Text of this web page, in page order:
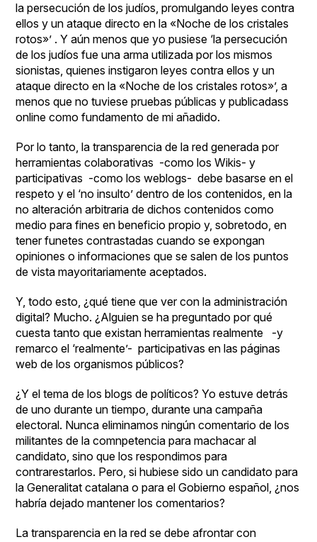
la persecución de los judíos, promulgando leyes contra
ellos y un ataque directo en la «Noche de los cristales
rotos»’ . Y aún menos que yo pusiese ‘la persecución
de los judíos fue una arma utilizada por los mismos
sionistas, quienes instigaron leyes contra ellos y un
ataque directo en la «Noche de los cristales rotos»’, a
menos que no tuviese pruebas públicas y publicadass
online como fundamento de mi añadido.
Por lo tanto, la transparencia de la red generada por
herramientas colaborativas -como los Wikis- y
participativas -como los weblogs- debe basarse en el
respeto y el ‘no insulto’ dentro de los contenidos, en la
no alteración arbitraria de dichos contenidos como
medio para fines en beneficio propio y, sobretodo, en
tener funetes contrastadas cuando se expongan
opiniones o informaciones que se salen de los puntos
de vista mayoritariamente aceptados.
Y, todo esto, ¿qué tiene que ver con la administración
digital? Mucho. ¿Alguien se ha preguntado por qué
cuesta tanto que existan herramientas realmente -y
remarco el ‘realmente’- participativas en las páginas
web de los organismos públicos?
¿Y el tema de los blogs de políticos? Yo estuve detrás
de uno durante un tiempo, durante una campaña
electoral. Nunca eliminamos ningún comentario de los
militantes de la comnpetencia para machacar al
candidato, sino que los respondimos para
contrarestarlos. Pero, si hubiese sido un candidato para
la Generalitat catalana o para el Gobierno español, ¿nos
habría dejado mantener los comentarios?
La transparencia en la red se debe afrontar con